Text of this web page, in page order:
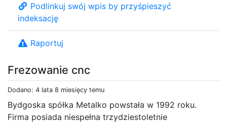
Frezowanie cnc
Dodano: 4 lata 8 miesięcy temu
Bydgoska spółka Metalko powstała w 1992 roku.
Firma posiada niespełna trzydziestoletnie
Podlinkuj swój wpis by przyśpieszyć
indeksację
Raportuj